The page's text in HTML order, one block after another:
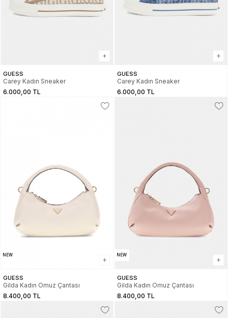
GUESS
Carey Kadın Sneaker
6.000,00 TL
GUESS
Carey Kadın Sneaker
6.000,00 TL
NEW
GUESS
Gilda Kadın Omuz Çantası
8.400,00 TL
NEW
GUESS
Gilda Kadın Omuz Çantası
8.400,00 TL